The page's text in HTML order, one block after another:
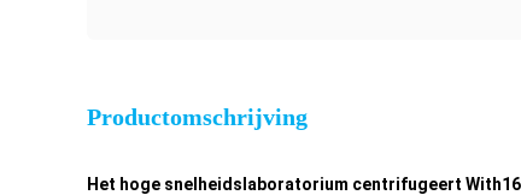
Productomschrijving
Het hoge snelheidslaboratorium centrifugeert